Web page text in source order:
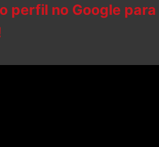
perfil no Google